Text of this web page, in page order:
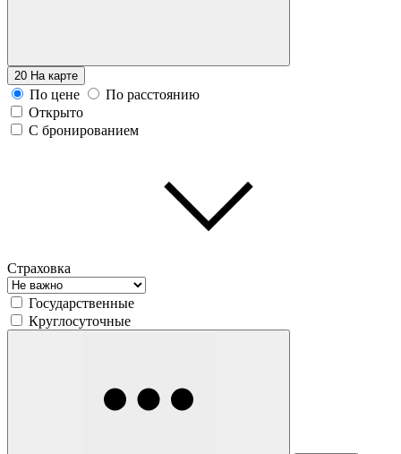
20 На карте
По цене
По расстоянию
Открыто
С бронированием
Страховка
Государственные
Круглосуточные